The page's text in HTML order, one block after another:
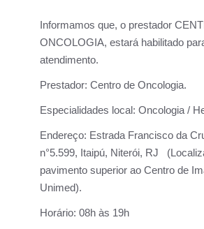
Informamos que, o prestador
ONCOLOGIA, estará habilitado
atendimento.
Prestador: Centro de Oncologia.
Especialidades local: Oncologia /
Endereço: Estrada Francisco da
n°5.599, Itaipú, Niterói, RJ
pavimento superior ao Centro de
Unimed).
Horário: 08h às 19h